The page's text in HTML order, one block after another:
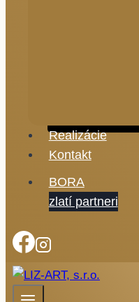
Realizácie
Kontakt
BORA
zlatí partneri